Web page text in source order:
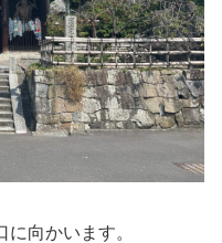
向かいます。